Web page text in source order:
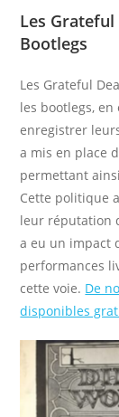
Les Grateful
Bootlegs
Les Grateful
les bootlegs,
enregistrer
a mis en place
permettant
Cette politique
leur réputation
a eu un impact
performances
cette voie. De
disponibles